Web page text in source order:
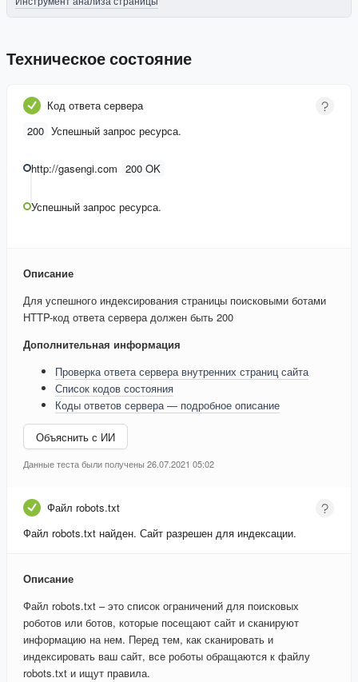
Техническое состояние
Код ответа сервера
200 Успешный запрос ресурса.
http://gasengi.com 200 OK
Успешный запрос ресурса.
Описание
Для успешного индексирования страницы поисковыми ботами
HTTP-код ответа сервера должен быть 200
Дополнительная информация
Проверка ответа сервера внутренних страниц сайта
Список кодов состояния
Коды ответов сервера — подробное описание
Объяснить с ИИ
Данные теста были получены 26.07.2021 05:02
Файл robots.txt
Файл robots.txt найден. Сайт разрешен для индексации.
Описание
Файл robots.txt – это список ограничений для поисковых
роботов или ботов, которые посещают сайт и сканируют
информацию на нем. Перед тем, как сканировать и
индексировать ваш сайт, все роботы обращаются к файлу
robots.txt и ищут правила.